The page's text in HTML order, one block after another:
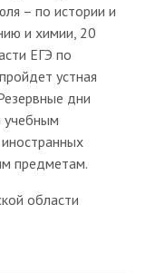
– по истории и
и химии, 20
ЕГЭ по
устная
дни
учебным
предметам.
области